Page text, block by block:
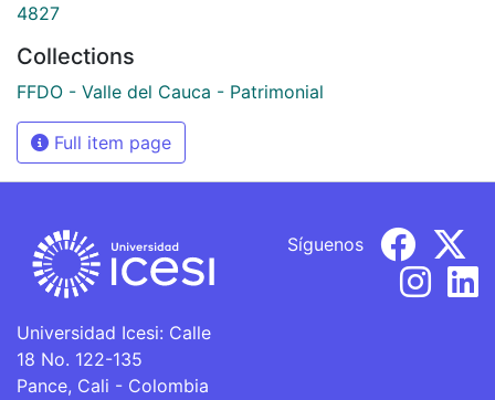
4827
Collections
FFDO - Valle del Cauca - Patrimonial
Full item page
Universidad Icesi: Calle
18 No. 122-135
Pance, Cali - Colombia
Síguenos